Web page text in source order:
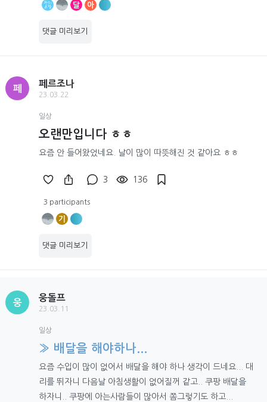
달 아
댓글 미리보기
페
페르조나
23.03.22
일상
오랜만입니다 ㅎㅎ
요즘 안 들어왔었네요. 날이 많이 따뜻해진 것 같아요 ㅎㅎ
3 136
3 participants
기
댓글 미리보기
웅
웅돌프
23.03.11
일상
» 배달을 해야하나...
요즘 수입이 많이 없어서 배달을 해야 하나 생각이 드네요... 대
리를 뛰자니 다음날 아침생활이 없어질꺼 같고.. 쿠팡 배달을
하자니.. 쿠팡에 아는사람들이 많아서 쫌그렇기도 하고...